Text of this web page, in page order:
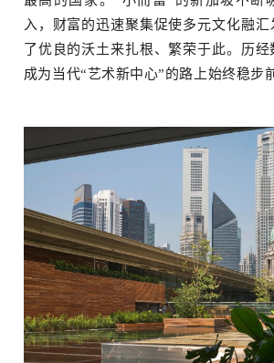
入，财富的迅速聚集促使多元文化融
了优良的沃土来扎根、繁荣于此。 历经
成为当代“艺术新中心”的路上始终稳步